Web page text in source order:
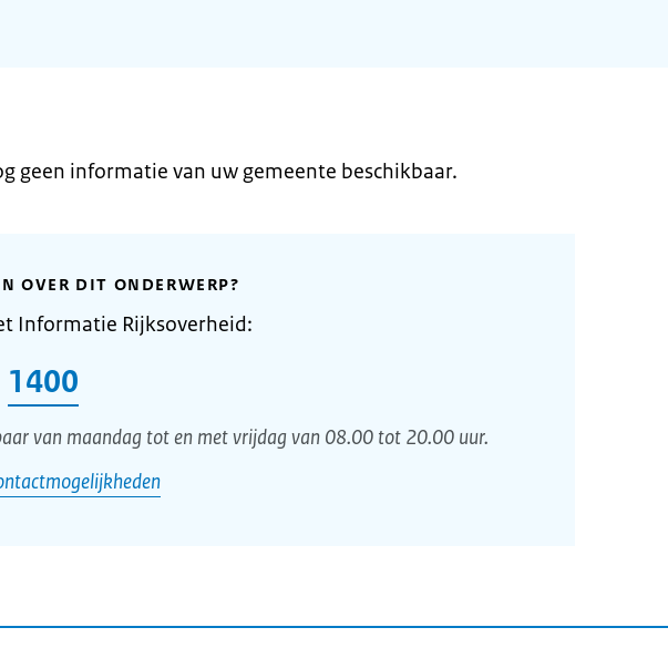
geen informatie van uw gemeente beschikbaar.
OVER DIT ONDERWERP?
Informatie Rijksoverheid:
1400
van maandag tot en met vrijdag van 08.00 tot 20.00 uur.